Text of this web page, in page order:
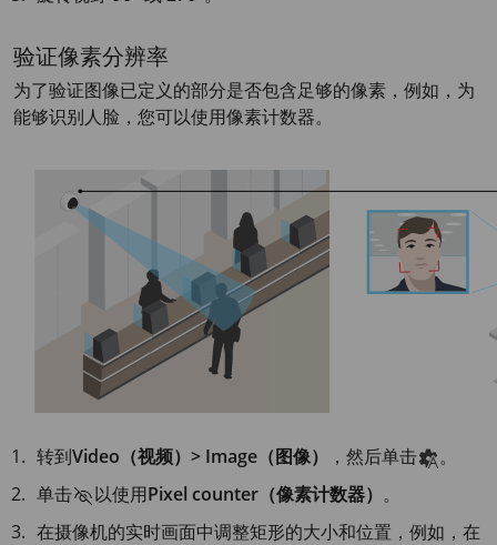
验证像素分辨率
为了验证图像已定义的部分是否包含足够的像素，例如，为
能够识别人脸，您可以使用像素计数器。
转到Video（视频）> Image（图像） ，然后单击
。
单击
以使用Pixel counter（像素计数器） 。
在摄像机的实时画面中调整矩形的大小和位置，例如，在